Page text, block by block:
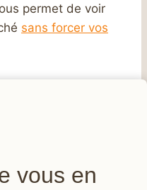
permet de voir
sans forcer vos
vous en